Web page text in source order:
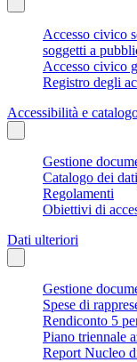
Accesso civico
soggetti a
Accesso civico
Registro degli
Accessibilità e
Gestione
Catalogo dei
Regolamenti
Obiettivi di
Dati ulteriori
Gestione
Spese di
Rendiconto 5
Piano triennale
Report Nucleo